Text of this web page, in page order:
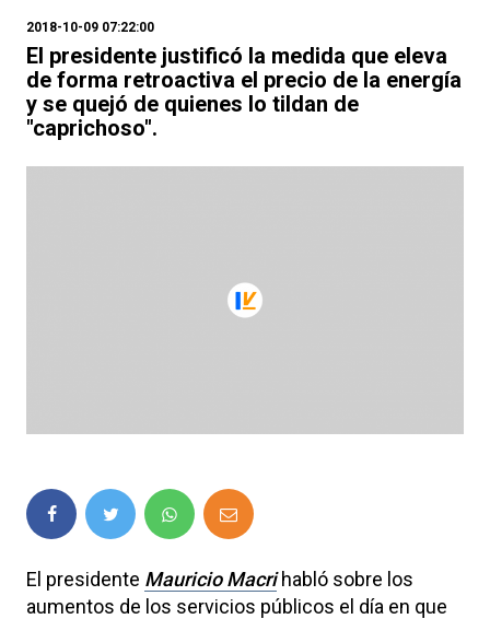
2018-10-09 07:22:00
El presidente justificó la medida que eleva
de forma retroactiva el precio de la energía
y se quejó de quienes lo tildan de
"caprichoso".
El presidente Mauricio Macrihabló sobre los
aumentos de los servicios públicos el día en que